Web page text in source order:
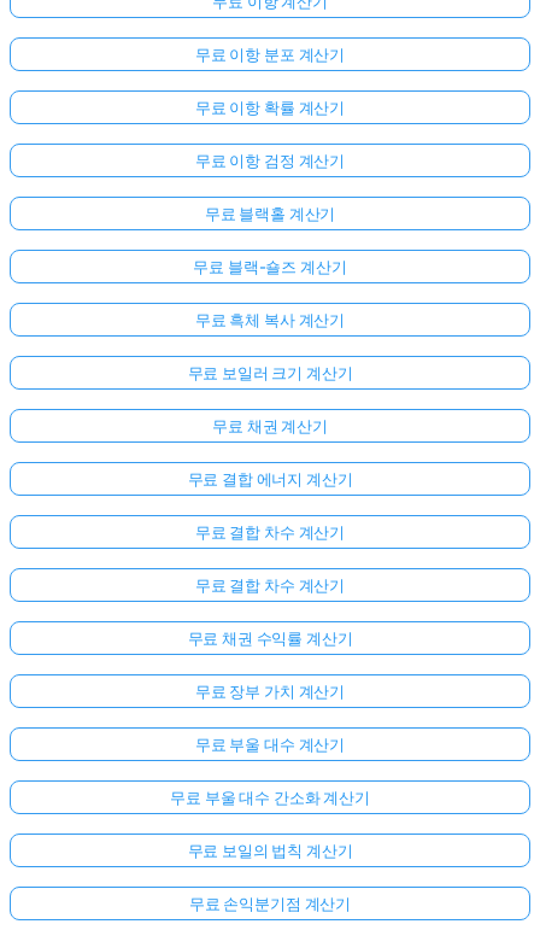
문
이
없
첫
번
째
질
문
하
기
무료 이항 분포 계산기
무료 이항 확률 계산기
무료 이항 검정 계산기
무료 블랙홀 계산기
무료 블랙-숄즈 계산기
무료 흑체 복사 계산기
무료 보일러 크기 계산기
무료 채권 계산기
무료 결합 에너지 계산기
무료 결합 차수 계산기
무료 결합 차수 계산기
무료 채권 수익률 계산기
무료 장부 가치 계산기
무료 부울 대수 계산기
무료 부울 대수 간소화 계산기
무료 보일의 법칙 계산기
무료 손익분기점 계산기